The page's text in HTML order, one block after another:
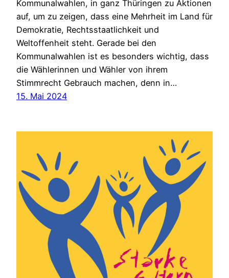
Kommunalwahlen, in ganz Thüringen zu Aktionen
auf, um zu zeigen, dass eine Mehrheit im Land für
Demokratie, Rechtsstaatlichkeit und
Weltoffenheit steht. Gerade bei den
Kommunalwahlen ist es besonders wichtig, dass
die Wählerinnen und Wähler von ihrem
Stimmrecht Gebrauch machen, denn in…
15. Mai 2024